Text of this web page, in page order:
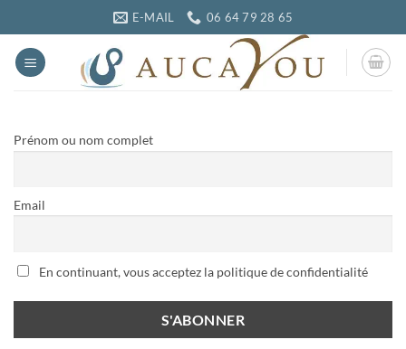
au
contenu
E-MAIL 06 64 79 28 65
Prénom ou nom complet
Email
En continuant, vous acceptez la politique de confidentialité